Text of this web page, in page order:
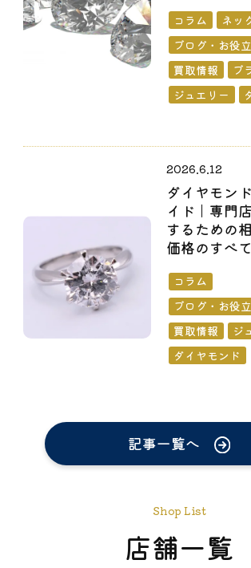
コラム
ネッ
ブログ・お役
買取情報
ブ
ジュエリー
2026.6.12
ダイヤモン
イド｜専門
するための
価格のすべて
コラム
ブログ・お役
買取情報
ジ
ダイヤモンド
記事一覧へ
Shop List
店舗一覧